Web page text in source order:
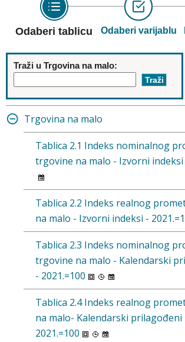
Odaberi tablicu Odaberi varijablu
Traži u Trgovina na malo:
Trgovina na malo
Tablica 2.1 Indeks nominalnog
trgovine na malo - Izvorni indeksi
Tablica 2.2 Indeks realnog
na malo - Izvorni indeksi -
Tablica 2.3 Indeks nominalnog
trgovine na malo - Kalendarski
- 2021.=100
Tablica 2.4 Indeks realnog
na malo- Kalendarski prilagođeni
2021.=100